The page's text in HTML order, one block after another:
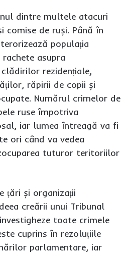
dintre multele atacuri
comise de ruși. Până în
populația
asupra
rezidențiale,
răpirii de copii și
Numărul crimelor de
ruse împotriva
iar lumea întreagă va fi
ori când va vedea
tuturor teritoriilor
țări și organizații
creării unui Tribunal
toate crimele
cuprins în rezoluțiile
parlamentare, iar